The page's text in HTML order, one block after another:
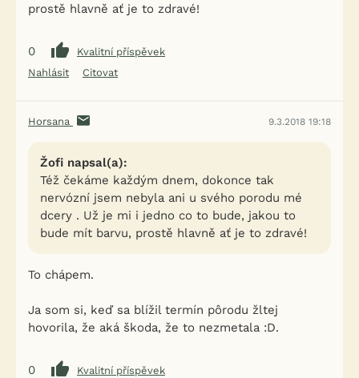
prostě hlavně ať je to zdravé!
0
Kvalitní příspěvek
Nahlásit
Citovat
Horsana 9.3.2018 19:18
Žofi napsal(a):
Též čekáme každým dnem, dokonce tak
nervózní jsem nebyla ani u svého porodu mé
dcery . Už je mi i jedno co to bude, jakou to
bude mít barvu, prostě hlavně ať je to zdravé!
To chápem.
Ja som si, keď sa blížil termín pôrodu žltej
hovorila, že aká škoda, že to nezmetala :D.
0
Kvalitní příspěvek